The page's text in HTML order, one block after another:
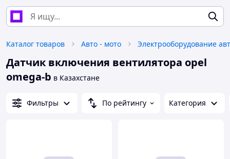
Каталог товаров Авто - мото Электрооборудование
Датчик включения вентилятора opel
omega-b в Казахстане
Фильтры По рейтингу Категория